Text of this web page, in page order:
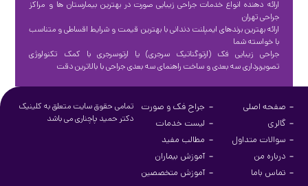
صفحه اصلی
گالری
سوالات متداول
درباره من
تماس باما
جراح فک و صورت
لیست خدمات
مطالب مفید
آموزش بیماران
آموزش متخصصین
تمامی حقوق سایت متعلق به کلینیک
دکتر حمید پاچناری می باشد
ارائه دهنده انواع خدمات جراحی زیبایی صورت در بهترین بیمارستان ها و مراکز
جراحی تهران
ارائه بهترین برندهای ایمپلنت دندانی با بهترین قیمت و شرایط اقساطی و متناسب
با خواسته شما
جراحی زیبایی فک (ارتوگناتیک سرجری) یا ارتوسرجری با کمک تکنولوژی
تصویربرداری سه بعدی و ساخت راهنمای سه بعدی جراحی با بالاترین دقت